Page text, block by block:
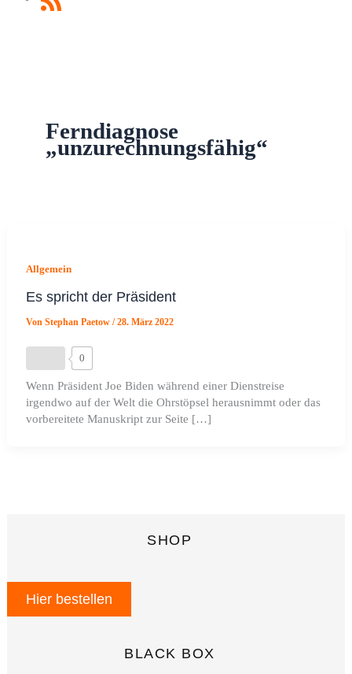
Ferndiagnose
„unzurechnungsfähig“
Allgemein
Es spricht der Präsident
VonStephan Paetow/28. März 2022
0
Wenn Präsident Joe Biden während einer Dienstreise
irgendwo auf der Welt die Ohrstöpsel herausnimmt oder das
vorbereitete Manuskript zur Seite […]
SHOP
Hier bestellen
BLACK BOX